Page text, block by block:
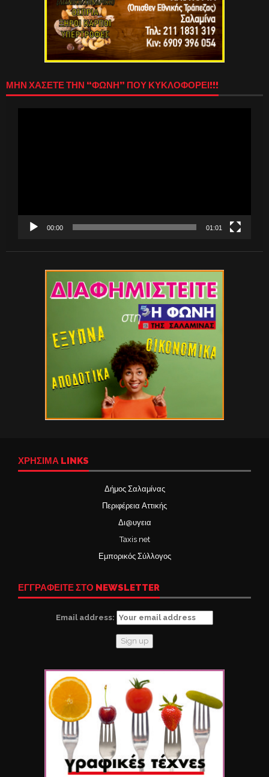
ΜΗΝ ΧΑΣΕΤΕ ΤΗΝ “ΦΩΝΗ” ΠΟΥ ΚΥΚΛΟΦΟΡΕΙ!!!
00:00 01:01
ΧΡΉΣΙΜΑ LINKS
Δήμος Σαλαμίνας
Περιφέρεια Αττικής
Δι@υγεια
Taxis net
Εμπορικός Σύλλογος
ΕΓΓΡΑΦΕΙΤΕ ΣΤΟ NEWSLETTER
Email address: